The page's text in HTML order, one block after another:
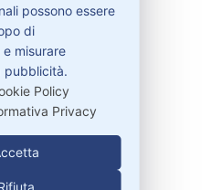
possono essere
di
misurare
pubblicità.
Policy
Privacy